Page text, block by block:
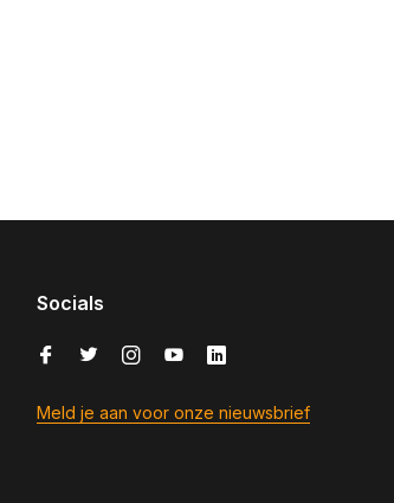
Socials
Meld je aan voor onze nieuwsbrief